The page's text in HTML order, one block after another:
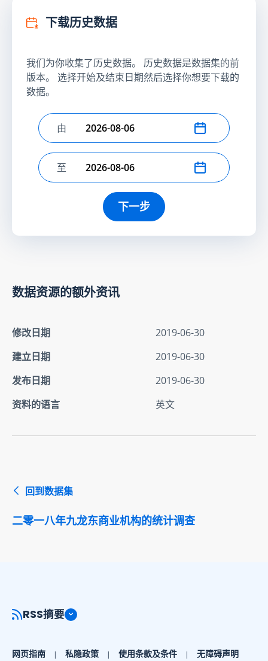
下载历史数据
我们为你收集了历史数据。 历史数据是数据集的前
版本。 选择开始及结束日期然后选择你想要下载的
数据。
选择开始日期
由
选择结束日期
至
下一步
数据资源的额外资讯
修改日期
2019-06-30
建立日期
2019-06-30
发布日期
2019-06-30
资料的语言
英文
回到数据集
二零一八年九龙东商业机构的统计调查
RSS摘要
网页指南 私隐政策 使用条款及条件 无障碍声明